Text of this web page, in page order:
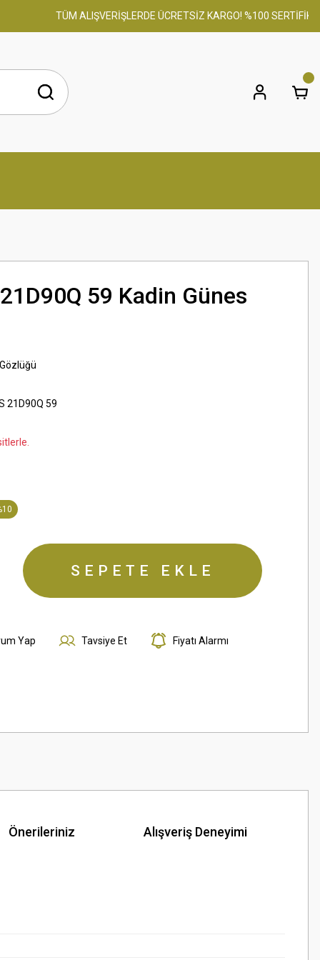
TÜM ALIŞVERİŞLERDE ÜCRETSİZ KARGO! %100 SERTİFİKALI
59 Kadin Günes
21D90Q 59
SEPETE EKLE
Yap Tavsiye Et Fiyatı Alarmı
Önerileriniz Alışveriş Deneyimi